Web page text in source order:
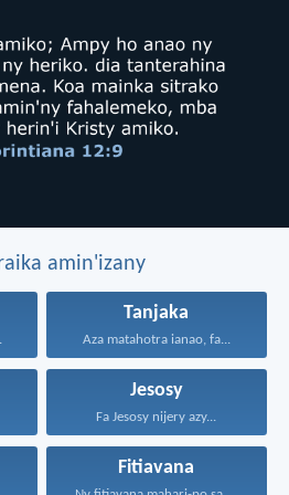
amin'izany
Tanjaka
Aza matahotra ianao, fa...
Jesosy
Fa Jesosy nijery azy...
Fitiavana